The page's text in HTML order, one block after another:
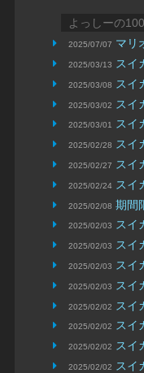
よっしーの
2025/07/07 マリ
2025/03/13 スイ
2025/03/08 スイ
2025/03/02 スイ
2025/03/01 スイ
2025/02/28 スイ
2025/02/27 スイ
2025/02/24 スイ
2025/02/08 期間
2025/02/03 スイ
2025/02/03 スイ
2025/02/03 スイ
2025/02/03 スイ
2025/02/02 スイ
2025/02/02 スイ
2025/02/02 スイ
2025/02/02 スイ